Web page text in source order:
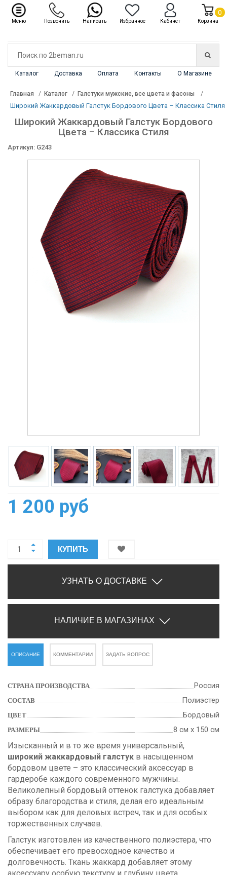
Каталог Доставка Оплата Контакты О Магазине
Каталог ✖
Главная Каталог Галстуки мужские, все цвета и фасоны
Широкий Жаккардовый Галстук Бордового Цвета – Классика Стиля
Широкий Жаккардовый Галстук Бордового
Цвета – Классика Стиля
Артикул: G243
1 200 руб
КУПИТЬ
УЗНАТЬ О ДОСТАВКЕ
НАЛИЧИЕ В МАГАЗИНАХ
ОПИСАНИЕ КОММЕНТАРИИ ЗАДАТЬ ВОПРОС
СТРАНА ПРОИЗВОДСТВА Россия
СОСТАВ Полиэстер
ЦВЕТ Бордовый
РАЗМЕРЫ 8 см х 150 см
Изысканный и в то же время универсальный,
широкий жаккардовый галстук в насыщенном
бордовом цвете – это классический аксессуар в
гардеробе каждого современного мужчины.
Великолепный бордовый оттенок галстука добавляет
образу благородства и стиля, делая его идеальным
выбором как для деловых встреч, так и для особых
торжественных случаев.
Галстук изготовлен из качественного полиэстера, что
обеспечивает его превосходное качество и
долговечность. Ткань жаккард добавляет этому
Меню Позвонить Написать Избранное Кабинет Корзина
0